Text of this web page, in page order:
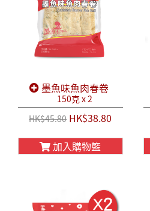
墨魚味魚肉春卷
150克 x 2
HK$45.80HK$38.80
加入購物籃